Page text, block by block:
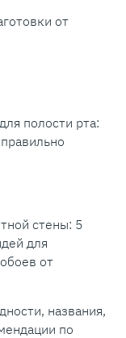
от
полости рта:
стены: 5
для
от
названия,
по